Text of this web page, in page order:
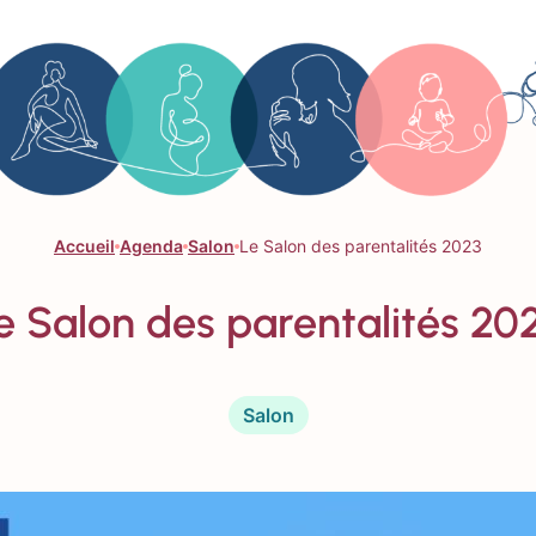
Accueil Agenda Salon Le Salon des parentalités 2023
Salon des parentalités
Salon